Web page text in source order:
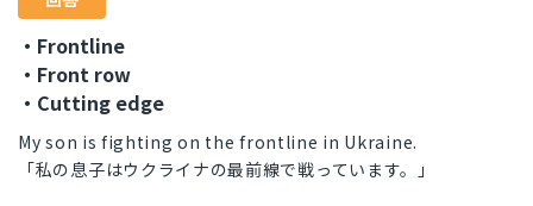
・Frontline
・Front row
・Cutting edge
My son is fighting on the frontline in Ukraine.
「私の息子はウクライナの最前線で戦っています。」